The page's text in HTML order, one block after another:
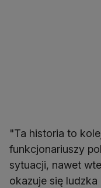
"Ta historia to
funkcjonariuszy
sytuacji, nawet
okazuje się